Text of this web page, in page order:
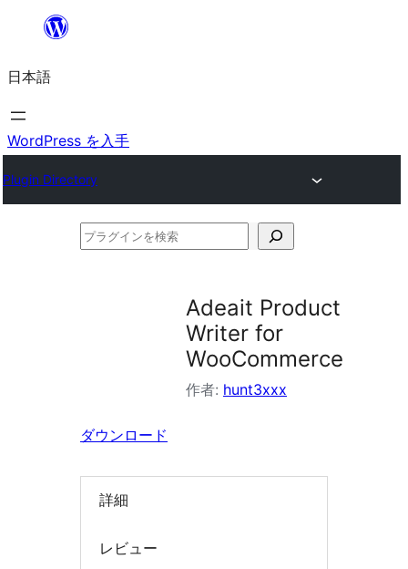
を
ス
キ
プ
日本語
WordPress を入手
Plugin Directory
プ
索
Adeait Product
Writer for
WooCommerce
作者: hunt3xxx
ダウンロード
詳細
レビュー